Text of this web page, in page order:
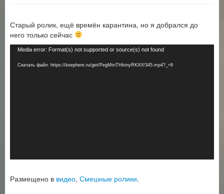
Старый ролик, ещё времён карантина, но я добрался до
него только сейчас
Видеоплеер
Media error: Format(s) not supported or source(s) not found
Скачать файл: https://keephere.ru/get/PegMtnTHktnyRKX/f/345.mp4?_=9
Размещено в видео, Смешные ролики.